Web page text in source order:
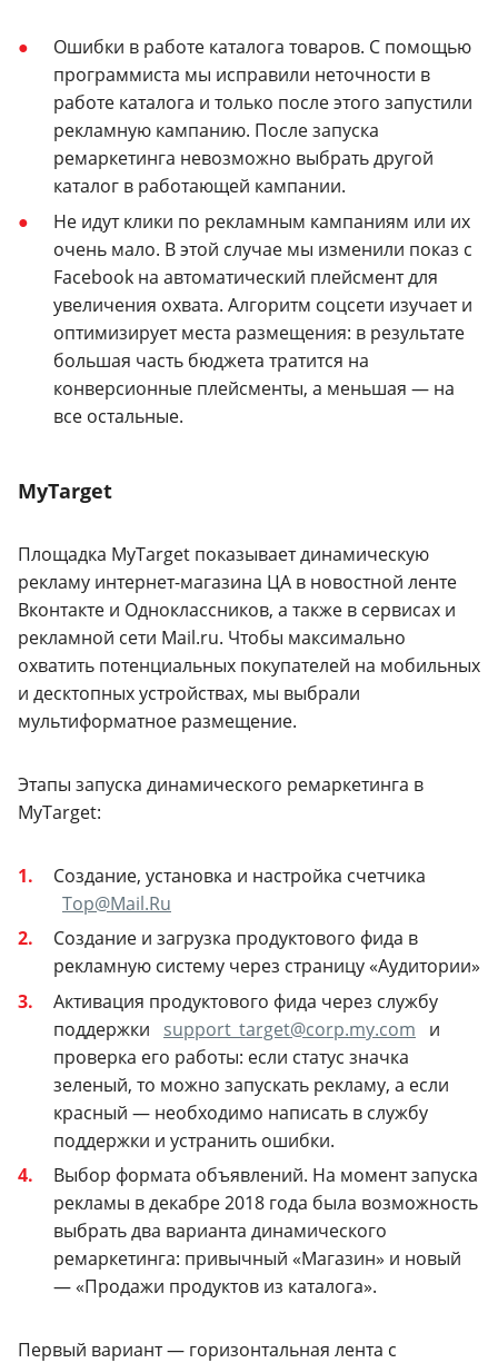
Ошибки в работе каталога товаров. С помощью
программиста мы исправили неточности в
работе каталога и только после этого запустили
рекламную кампанию. После запуска
ремаркетинга невозможно выбрать другой
каталог в работающей кампании.
Не идут клики по рекламным кампаниям или их
очень мало. В этой случае мы изменили показ с
Facebook на автоматический плейсмент для
увеличения охвата. Алгоритм соцсети изучает и
оптимизирует места размещения: в результате
большая часть бюджета тратится на
конверсионные плейсменты, а меньшая — на
все остальные.
MyTarget
Площадка MyTarget показывает динамическую
рекламу интернет-магазина ЦА в новостной ленте
Вконтакте и Одноклассников, а также в сервисах и
рекламной сети Mail.ru. Чтобы максимально
охватить потенциальных покупателей на мобильных
и десктопных устройствах, мы выбрали
мультиформатное размещение.
Этапы запуска динамического ремаркетинга в
MyTarget:
Создание, установка и настройка счетчика
Top@Mail.Ru
Создание и загрузка продуктового фида в
рекламную систему через страницу «Аудитории»
Активация продуктового фида через службу
поддержки
support_target@corp.my.com
и
проверка его работы: если статус значка
зеленый, то можно запускать рекламу, а если
красный — необходимо написать в службу
поддержки и устранить ошибки.
Выбор формата объявлений. На момент запуска
рекламы в декабре 2018 года была возможность
выбрать два варианта динамического
ремаркетинга: привычный «Магазин» и новый
— «Продажи продуктов из каталога».
Первый вариант — горизонтальная лента с